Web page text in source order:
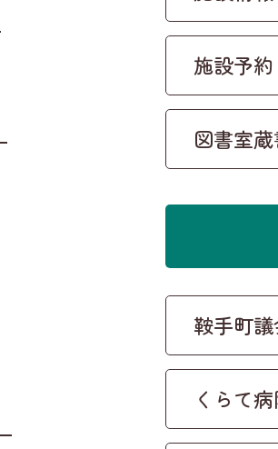
施設予約
図書室
鞍手町
くらて